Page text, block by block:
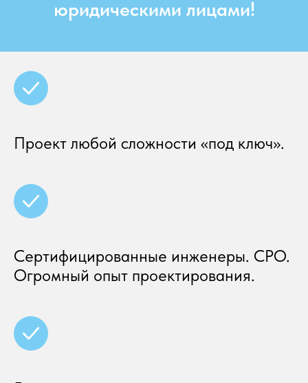
юридическими лицами!
Проект любой сложности «под ключ».
Сертифицированные инженеры. СРО.
Огромный опыт проектирования.